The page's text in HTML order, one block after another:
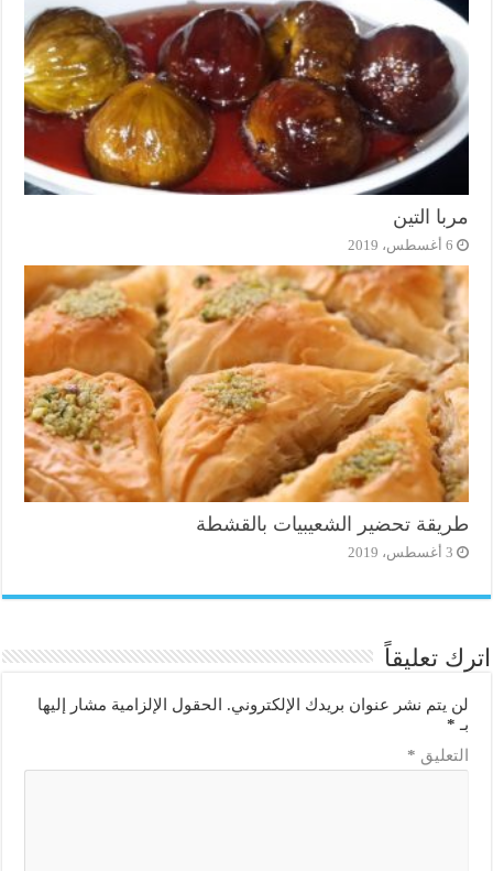
مربا التين
6 أغسطس، 2019
طريقة تحضير الشعيبيات بالقشطة
3 أغسطس، 2019
اترك تعليقاً
لن يتم نشر عنوان بريدك الإلكتروني.
الحقول الإلزامية مشار إليها
بـ *
التعليق *